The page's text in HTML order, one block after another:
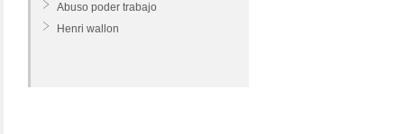
Abuso poder trabajo
Henri wallon